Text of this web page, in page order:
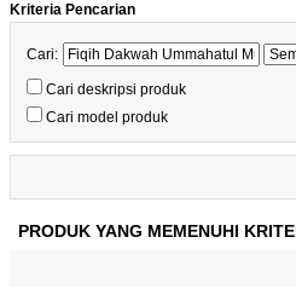
Kriteria Pencarian
Cari:
Cari deskripsi produk
Cari model produk
PRODUK YANG MEMENUHI